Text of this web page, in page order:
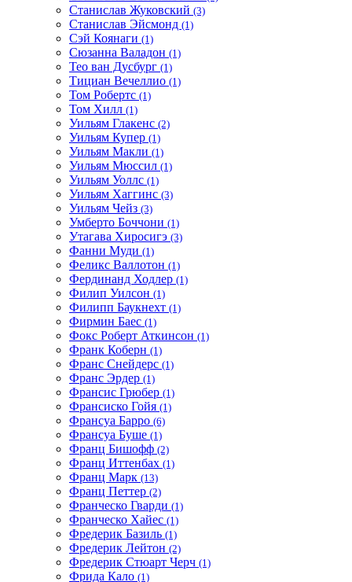
Станислав Жуковский (3)
Станислав Эйсмонд (1)
Сэй Коянаги (1)
Сюзанна Валадон (1)
Тео ван Дусбург (1)
Тициан Вечеллио (1)
Том Робертс (1)
Том Хилл (1)
Уильям Глакенс (2)
Уильям Купер (1)
Уильям Макли (1)
Уильям Мюссил (1)
Уильям Уоллс (1)
Уильям Хаггинс (3)
Уильям Чейз (3)
Умберто Боччони (1)
Утагава Хиросигэ (3)
Фанни Муди (1)
Феликс Валлотон (1)
Фердинанд Ходлер (1)
Филип Уилсон (1)
Филипп Баукнехт (1)
Фирмин Баес (1)
Фокс Роберт Аткинсон (1)
Франк Коберн (1)
Франс Снейдерс (1)
Франс Эрдер (1)
Франсис Грюбер (1)
Франсиско Гойя (1)
Франсуа Барро (6)
Франсуа Буше (1)
Франц Бишофф (2)
Франц Иттенбах (1)
Франц Марк (13)
Франц Петтер (2)
Франческо Гварди (1)
Франческо Хайес (1)
Фредерик Базиль (1)
Фредерик Лейтон (2)
Фредерик Стюарт Черч (1)
Фрида Кало (1)